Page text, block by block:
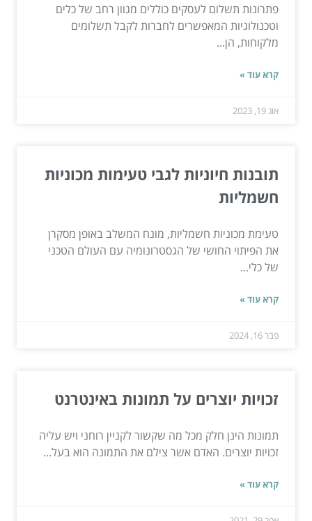
פתרונות תשלום לעסקים כוללים מגוון רחב של כלים
וטכנולוגיות המאפשרים לחברות לקבל תשלומים
מלקוחות, הן...
קרא עוד »
אוג 19, 2023
תובנות חיוניות לגבי טעימות מכוניות
חשמליות
טעימת מכוניות חשמליות, מונח המשלב באופן מסקרן
את הפיתוי החושי של הגסטרונומיה עם העולם הטכני
של כלי...
קרא עוד »
פבר 16, 2024
זכויות יוצרים על תמונות באינטרנט
תמונות הינן חלק מכל מה שקשור לקניין רוחני ויש עליה
זכויות יוצרים. האדם אשר צילם את התמונה הוא בעל...
קרא עוד »